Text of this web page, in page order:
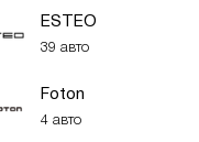
ESTEO
39 авто
Foton
4 авто